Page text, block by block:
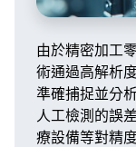
由於精密加工
術通過高解析
準確捕捉並分
人工檢測的誤
療設備等對精